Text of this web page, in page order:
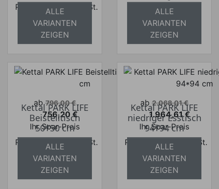
Preise inkl. ges. MwSt.
absolut
versandkostenfrei
ALLE
VARIANTEN
ZEIGEN
absolut
versandkostenfrei
ALLE
VARIANTEN
ZEIGEN
Verkaufspreis
ab 796,00 €
Preis
756,20 €
Ihr Spar-Preis
Preise inkl. ges. MwSt.
absolut
versandkostenfrei
Kettal PARK LIFE
Beistelltisch
50*50 cm
ALLE
VARIANTEN
ZEIGEN
Verkaufspreis
ab 2.068,01 €
Preis
1.964,61 €
Ihr Spar-Preis
Preise inkl. ges. MwSt.
absolut
versandkostenfrei
Kettal PARK LIFE
niedriger Esstisch
94*94 cm
ALLE
VARIANTEN
ZEIGEN